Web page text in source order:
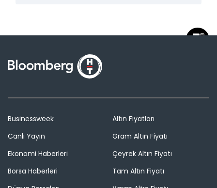
Businessweek
Canlı Yayın
Ekonomi Haberleri
Borsa Haberleri
Altın Fiyatları
Gram Altın Fiyatı
Çeyrek Altın Fiyatı
Tam Altın Fiyatı